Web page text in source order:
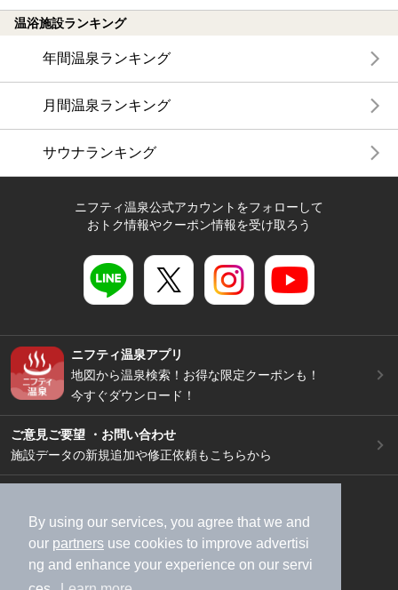
By using our services, you agree that we and
our partners use cookies to improve advertisi
ng and enhance your experience on our servi
温浴施設ランキング
年間温泉ランキング
月間温泉ランキング
サウナランキング
ニフティ温泉公式アカウントをフォローして
おトク情報やクーポン情報を受け取ろう
ニフティ温泉アプリ
地図から温泉検索！お得な限定クーポンも！
今すぐダウンロード！
ご意見ご要望 ・お問い合わせ
施設データの新規追加や修正依頼もこちらから
加盟店募集（資料請求）
広告出稿のご案内
利用規約
ライフスタイルMEMBERS+規約
特定商取引法に基づく表記
ヘルプ
採用情報